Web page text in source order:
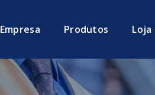
Empresa Produtos Loja